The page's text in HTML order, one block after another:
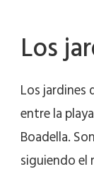
Los
Los jardines
entre la
Boadella.
siguiendo el